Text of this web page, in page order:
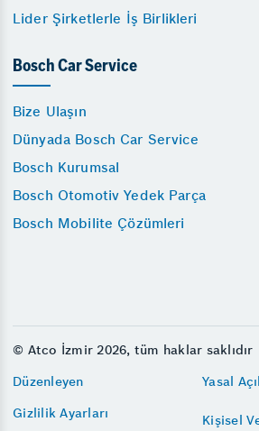
Lider Şirketlerle İş Birlikleri
Bosch Car Service
Bize Ulaşın
Dünyada Bosch Car Service
Bosch Kurumsal
Bosch Otomotiv Yedek Parça
Bosch Mobilite Çözümleri
© Atco İzmir 2026, tüm haklar saklıdır
Düzenleyen
Yasal
Gizlilik Ayarları
Kişisel